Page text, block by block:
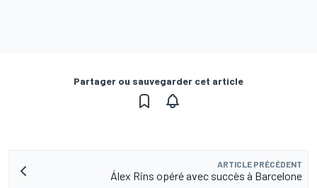
Partager ou sauvegarder cet article
ARTICLE PRÉCÉDENT
Álex Rins opéré avec succès à Barcelone